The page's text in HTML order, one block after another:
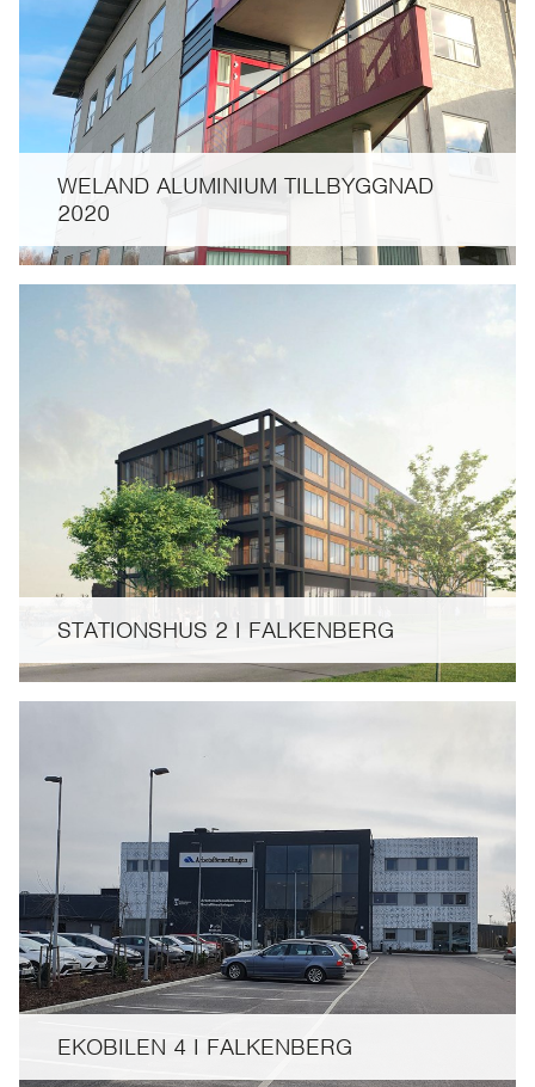
WELAND ALUMINIUM TILLBYGGNAD
2020
STATIONSHUS 2 I FALKENBERG
EKOBILEN 4 I FALKENBERG